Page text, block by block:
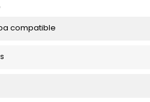
compatible